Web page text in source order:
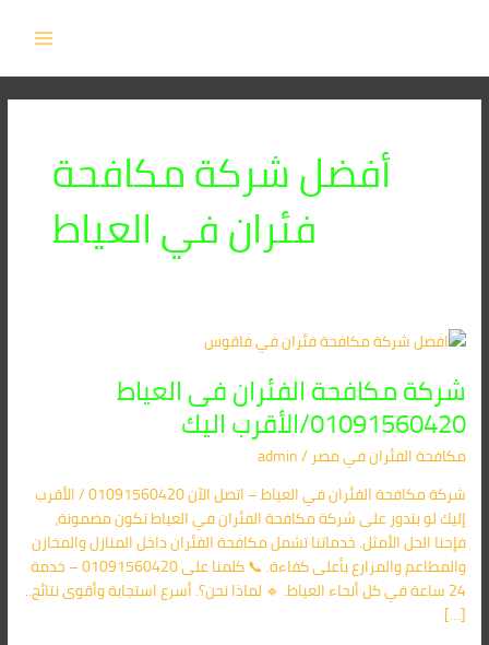
أفضل شركة مكافحة
فئران في العياط
شركة مكافحة الفئران فى العياط
01091560420/الأقرب اليك
مكافحة الفئران​ في مصر/
admin
شركة مكافحة الفئران في العياط – اتصل الآن 01091560420 / الأقرب
إليك لو بتدور على شركة مكافحة الفئران في العياط تكون مضمونة،
فإحنا الحل الأمثل. خدماتنا تشمل مكافحة الفئران داخل المنازل والمخازن
والمطاعم والمزارع بأعلى كفاءة. 📞 كلمنا على 01091560420 – خدمة
24 ساعة في كل أنحاء العياط. 🔹 لماذا نحن؟. أسرع استجابة وأقوى نتائج..
[…]
شركة
الفئران
فى
العياط
01091560420/
الأقرب
اليك